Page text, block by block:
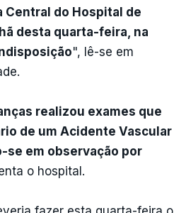
Central do Hospital de
desta quarta-feira, na
", lê-se em
realizou exames que
de um Acidente Vascular
se em observação por
o hospital.